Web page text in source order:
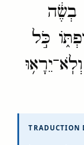
בְשֶׂ֔ה
כֹּ֣ל